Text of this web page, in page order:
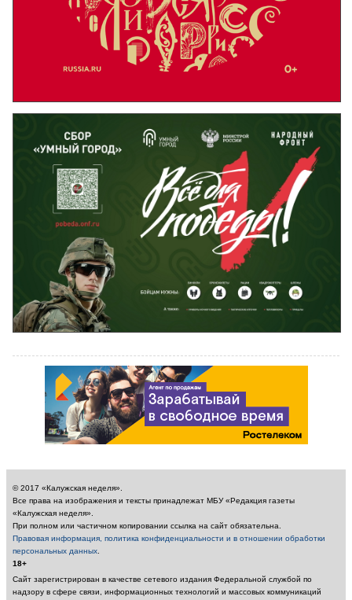
© 2017 «Калужская неделя».
Все права на изображения и тексты принадлежат МБУ «Редакция газеты
«Калужская неделя».
При полном или частичном копировании ссылка на сайт обязательна.
Правовая информация, политика конфиденциальности и в отношении обработки
персональных данных.
18+
Сайт зарегистрирован в качестве сетевого издания Федеральной службой по
надзору в сфере связи, информационных технологий и массовых коммуникаций